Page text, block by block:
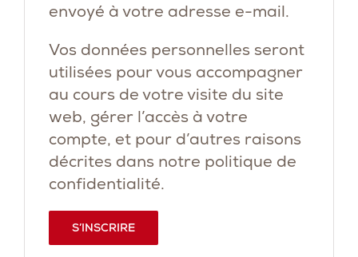
envoyé à votre adresse e-mail.
Vos données personnelles seront
utilisées pour vous accompagner
au cours de votre visite du site
web, gérer l’accès à votre
compte, et pour d’autres raisons
décrites dans notre politique de
confidentialité.
S’INSCRIRE